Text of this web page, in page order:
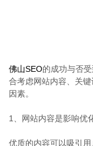
佛山SEO的成功与否
合考虑网站内容、关
因素。
1、网站内容是影响优
优质的内容可以吸引